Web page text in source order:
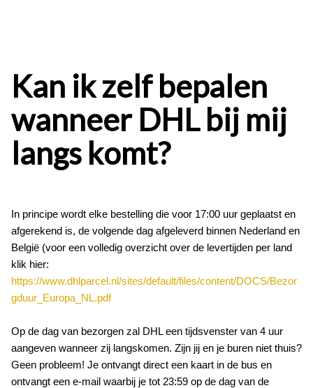
Kan ik zelf bepalen
wanneer DHL bij mij
langs komt?
In principe wordt elke bestelling die voor 17:00 uur geplaatst en
afgerekend is, de volgende dag afgeleverd binnen Nederland en
België (voor een volledig overzicht over de levertijden per land
klik hier:
https://www.dhlparcel.nl/sites/default/files/content/DOCS/Bezor
gduur_Europa_NL.pdf
Op de dag van bezorgen zal DHL een tijdsvenster van 4 uur
aangeven wanneer zij langskomen. Zijn jij en je buren niet thuis?
Geen probleem! Je ontvangt direct een kaart in de bus en
ontvangt een e-mail waarbij je tot 23:59 op de dag van de